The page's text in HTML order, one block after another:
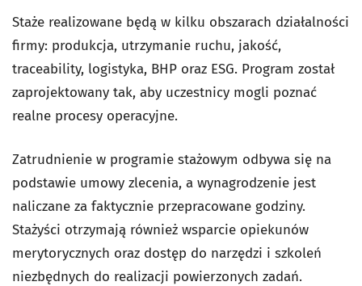
Staże realizowane będą w kilku obszarach działalności
firmy: produkcja, utrzymanie ruchu, jakość,
traceability, logistyka, BHP oraz ESG. Program został
zaprojektowany tak, aby uczestnicy mogli poznać
realne procesy operacyjne.
Zatrudnienie w programie stażowym odbywa się na
podstawie umowy zlecenia, a wynagrodzenie jest
naliczane za faktycznie przepracowane godziny.
Stażyści otrzymają również wsparcie opiekunów
merytorycznych oraz dostęp do narzędzi i szkoleń
niezbędnych do realizacji powierzonych zadań.